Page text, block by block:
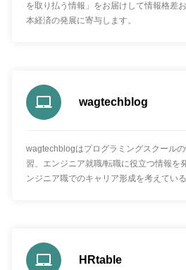
を取り払う情報」をお届けして情報格差
本経済の発展に寄与します。
wagtechblog
wagtechblogはプログラミングスクール
習、エンジニア就職/転職に役立つ情報を
ンジニア職でのキャリア形成を考えている
HRtable